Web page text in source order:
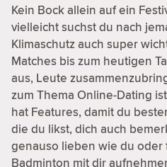
Kein Bock allein auf ein
vielleicht suchst du nach
Klimaschutz auch super
Matches bis zum heutigen
aus, Leute
zum Thema Online-Dating
hat Features, damit du
die du likst, dich auch
genauso lieben wie du oder
Badminton mit dir